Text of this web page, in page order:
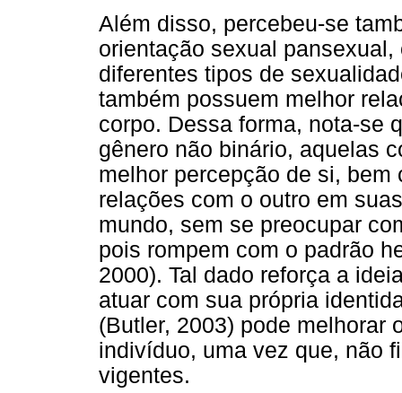
Além disso, percebeu-se
orientação sexual
diferentes tipos de
também possuem melhor
corpo. Dessa forma, nota-se
gênero não binário, aquelas
melhor percepção de si,
relações com o outro em
mundo, sem se preocupar
pois rompem com o padrão
2000). Tal dado reforça a
atuar com sua própria
(Butler, 2003) pode melhorar
indivíduo, uma vez que, não
vigentes.